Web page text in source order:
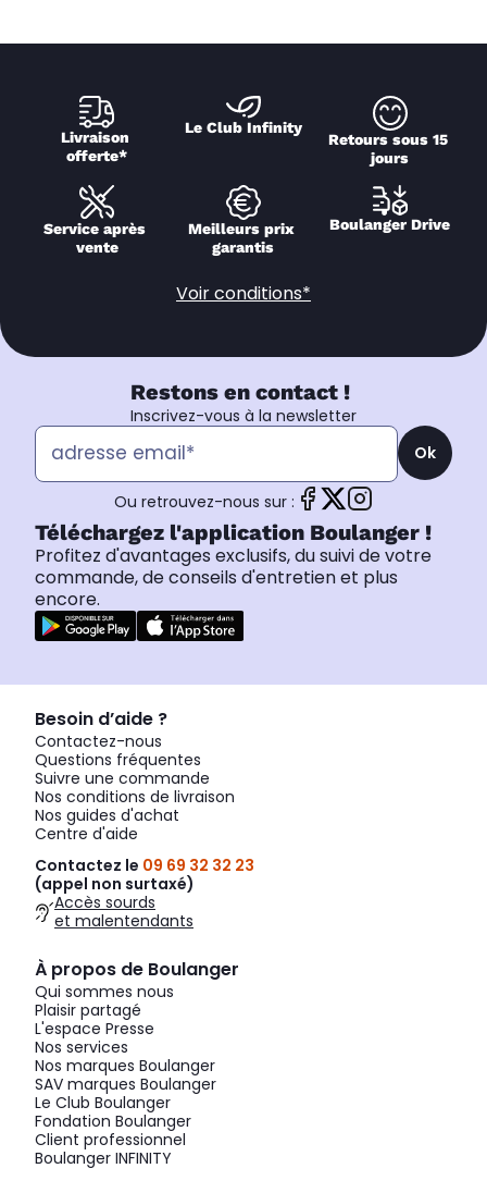
Livraison
offerte*
Le Club Infinity
Retours sous 15
jours
Service après
vente
Meilleurs prix
garantis
Boulanger Drive
Voir conditions*
Restons en contact !
Inscrivez-vous à la newsletter
Ok
Ou retrouvez-nous sur :
Téléchargez l'application Boulanger !
Profitez d'avantages exclusifs, du suivi de votre
commande, de conseils d'entretien et plus
encore.
Besoin d’aide ?
Contactez-nous
Questions fréquentes
Suivre une commande
Nos conditions de livraison
Nos guides d'achat
Centre d'aide
Contactez le 09 69 32 32 23
(appel non surtaxé)
Accès sourds
et malentendants
À propos de Boulanger
Qui sommes nous
Plaisir partagé
L'espace Presse
Nos services
Nos marques Boulanger
SAV marques Boulanger
Le Club Boulanger
Fondation Boulanger
Client professionnel
Boulanger INFINITY